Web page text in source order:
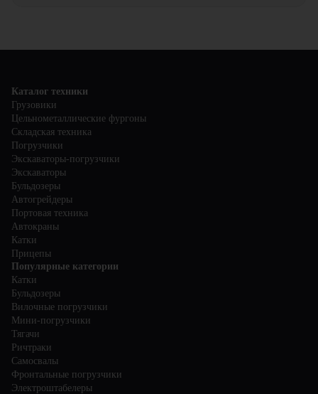
универсальность и разнообразие моделей позволяют
Каталог техники
Грузовики
Цельнометаллические фургоны
Складская техника
Погрузчики
Экскаваторы-погрузчики
Экскаваторы
Бульдозеры
Автогрейдеры
Портовая техника
Автокраны
Катки
Прицепы
Популярные категории
Катки
Бульдозеры
Вилочные погрузчики
Мини-погрузчики
Тягачи
Ричтраки
Самосвалы
Фронтальные погрузчики
Электроштабелеры